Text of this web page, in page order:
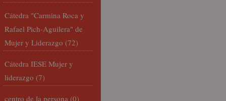
Cátedra "Carmina Roca y
Rafael Pich-Aguilera" de
Mujer y Liderazgo (72)
Cátedra IESE Mujer y
liderazgo (7)
centro de la persona (0)